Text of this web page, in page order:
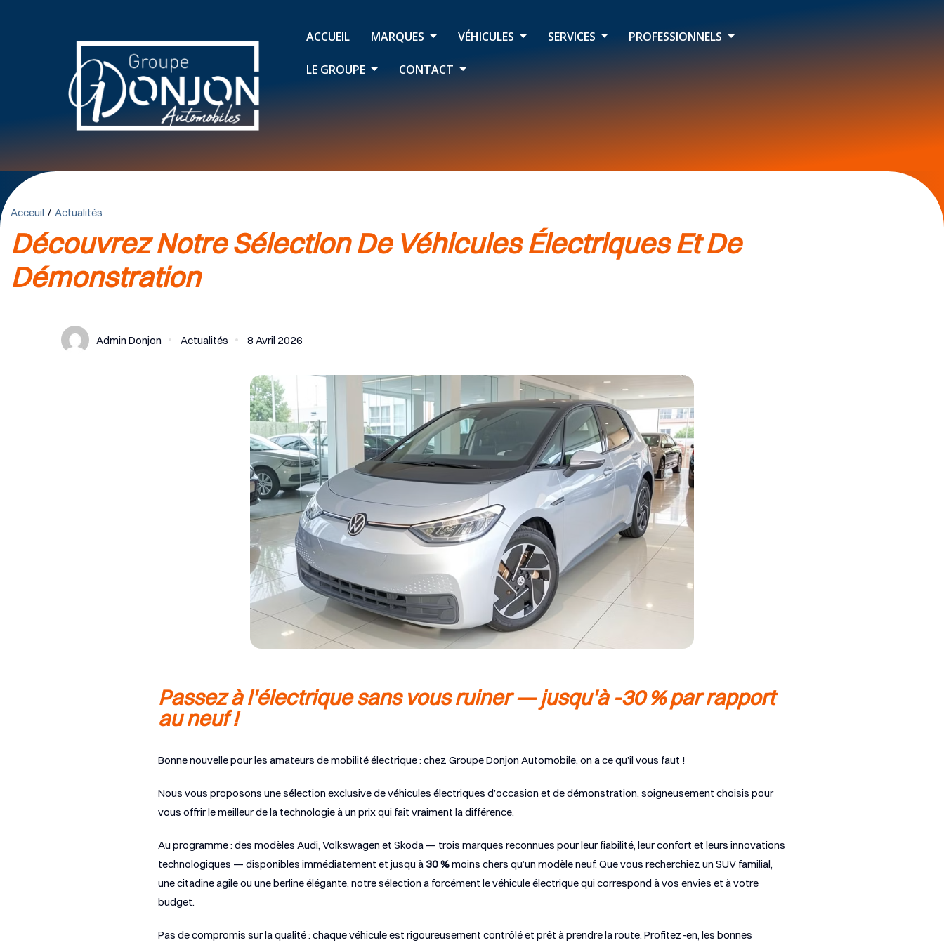
ACCUEIL MARQUES VÉHICULES SERVICES PROFESSIONNELS
LE GROUPE CONTACT
Acceuil Actualités
Découvrez Notre Sélection De Véhicules Électriques Et De
Démonstration
Admin Donjon Actualités 8 Avril 2026
Passez à l'électrique sans vous ruiner — jusqu'à -30 % par rapport
au neuf !
Bonne nouvelle pour les amateurs de mobilité électrique : chez Groupe Donjon Automobile, on a ce qu’il vous faut !
Nous vous proposons une sélection exclusive de véhicules électriques d’occasion et de démonstration, soigneusement choisis pour
vous offrir le meilleur de la technologie à un prix qui fait vraiment la différence.
Au programme : des modèles Audi, Volkswagen et Skoda — trois marques reconnues pour leur fiabilité, leur confort et leurs innovations
technologiques — disponibles immédiatement et jusqu’à30 %moins chers qu’un modèle neuf. Que vous recherchiez un SUV familial,
une citadine agile ou une berline élégante, notre sélection a forcément le véhicule électrique qui correspond à vos envies et à votre
budget.
Pas de compromis sur la qualité : chaque véhicule est rigoureusement contrôlé et prêt à prendre la route. Profitez-en, les bonnes